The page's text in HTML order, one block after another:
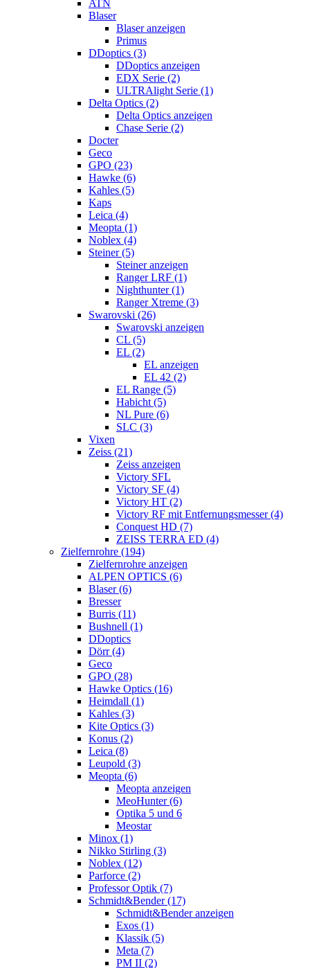
ATN
Blaser
Blaser anzeigen
Primus
DDoptics (3)
DDoptics anzeigen
EDX Serie (2)
ULTRAlight Serie (1)
Delta Optics (2)
Delta Optics anzeigen
Chase Serie (2)
Docter
Geco
GPO (23)
Hawke (6)
Kahles (5)
Kaps
Leica (4)
Meopta (1)
Noblex (4)
Steiner (5)
Steiner anzeigen
Ranger LRF (1)
Nighthunter (1)
Ranger Xtreme (3)
Swarovski (26)
Swarovski anzeigen
CL (5)
EL (2)
EL anzeigen
EL 42 (2)
EL Range (5)
Habicht (5)
NL Pure (6)
SLC (3)
Vixen
Zeiss (21)
Zeiss anzeigen
Victory SFL
Victory SF (4)
Victory HT (2)
Victory RF mit Entfernungsmesser (4)
Conquest HD (7)
ZEISS TERRA ED (4)
Zielfernrohre (194)
Zielfernrohre anzeigen
ALPEN OPTICS (6)
Blaser (6)
Bresser
Burris (11)
Bushnell (1)
DDoptics
Dörr (4)
Geco
GPO (28)
Hawke Optics (16)
Heimdall (1)
Kahles (3)
Kite Optics (3)
Konus (2)
Leica (8)
Leupold (3)
Meopta (6)
Meopta anzeigen
MeoHunter (6)
Optika 5 und 6
Meostar
Minox (1)
Nikko Stirling (3)
Noblex (12)
Parforce (2)
Professor Optik (7)
Schmidt&Bender (17)
Schmidt&Bender anzeigen
Exos (1)
Klassik (5)
Meta (7)
PM II (2)